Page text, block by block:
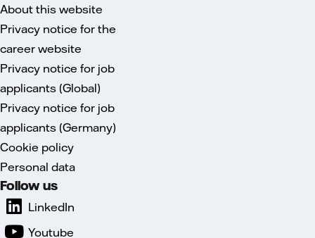
About this website
Privacy notice for the
career website
Privacy notice for job
applicants (Global)
Privacy notice for job
applicants (Germany)
Cookie policy
Personal data
Follow us
LinkedIn
Youtube